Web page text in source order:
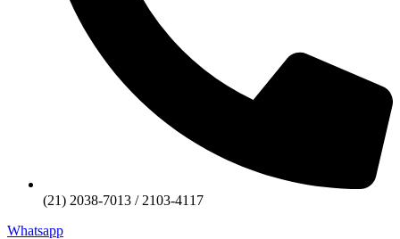
(21) 2038-7013 / 2103-4117
Whatsapp